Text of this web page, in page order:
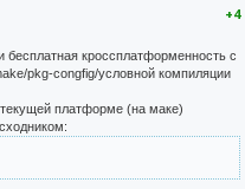
+4
бесплатная кроссплатформенность с
pkg-congfig/условной компиляции
платформе (на маке)